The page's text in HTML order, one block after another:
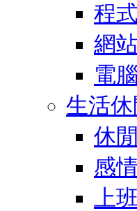
程
網
電
生活休
休
感
上